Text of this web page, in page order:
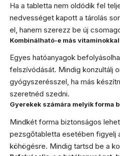
Ha a tabletta nem oldódik fel
nedvességet kapott a tárolás
el, hanem szerezz be új
Kombinálható-e más
Egyes hatóanyagok
felszívódását. Mindig konzultálj
gyógyszerésszel, ha más
szeretnéd szedni.
Gyerekek számára melyik forma
Mindkét forma biztonságos
pezsgőtabletta esetében figyelj
köhögésre. Mindig tartsd be a